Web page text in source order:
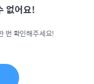
없어요!
번 확인해주세요!